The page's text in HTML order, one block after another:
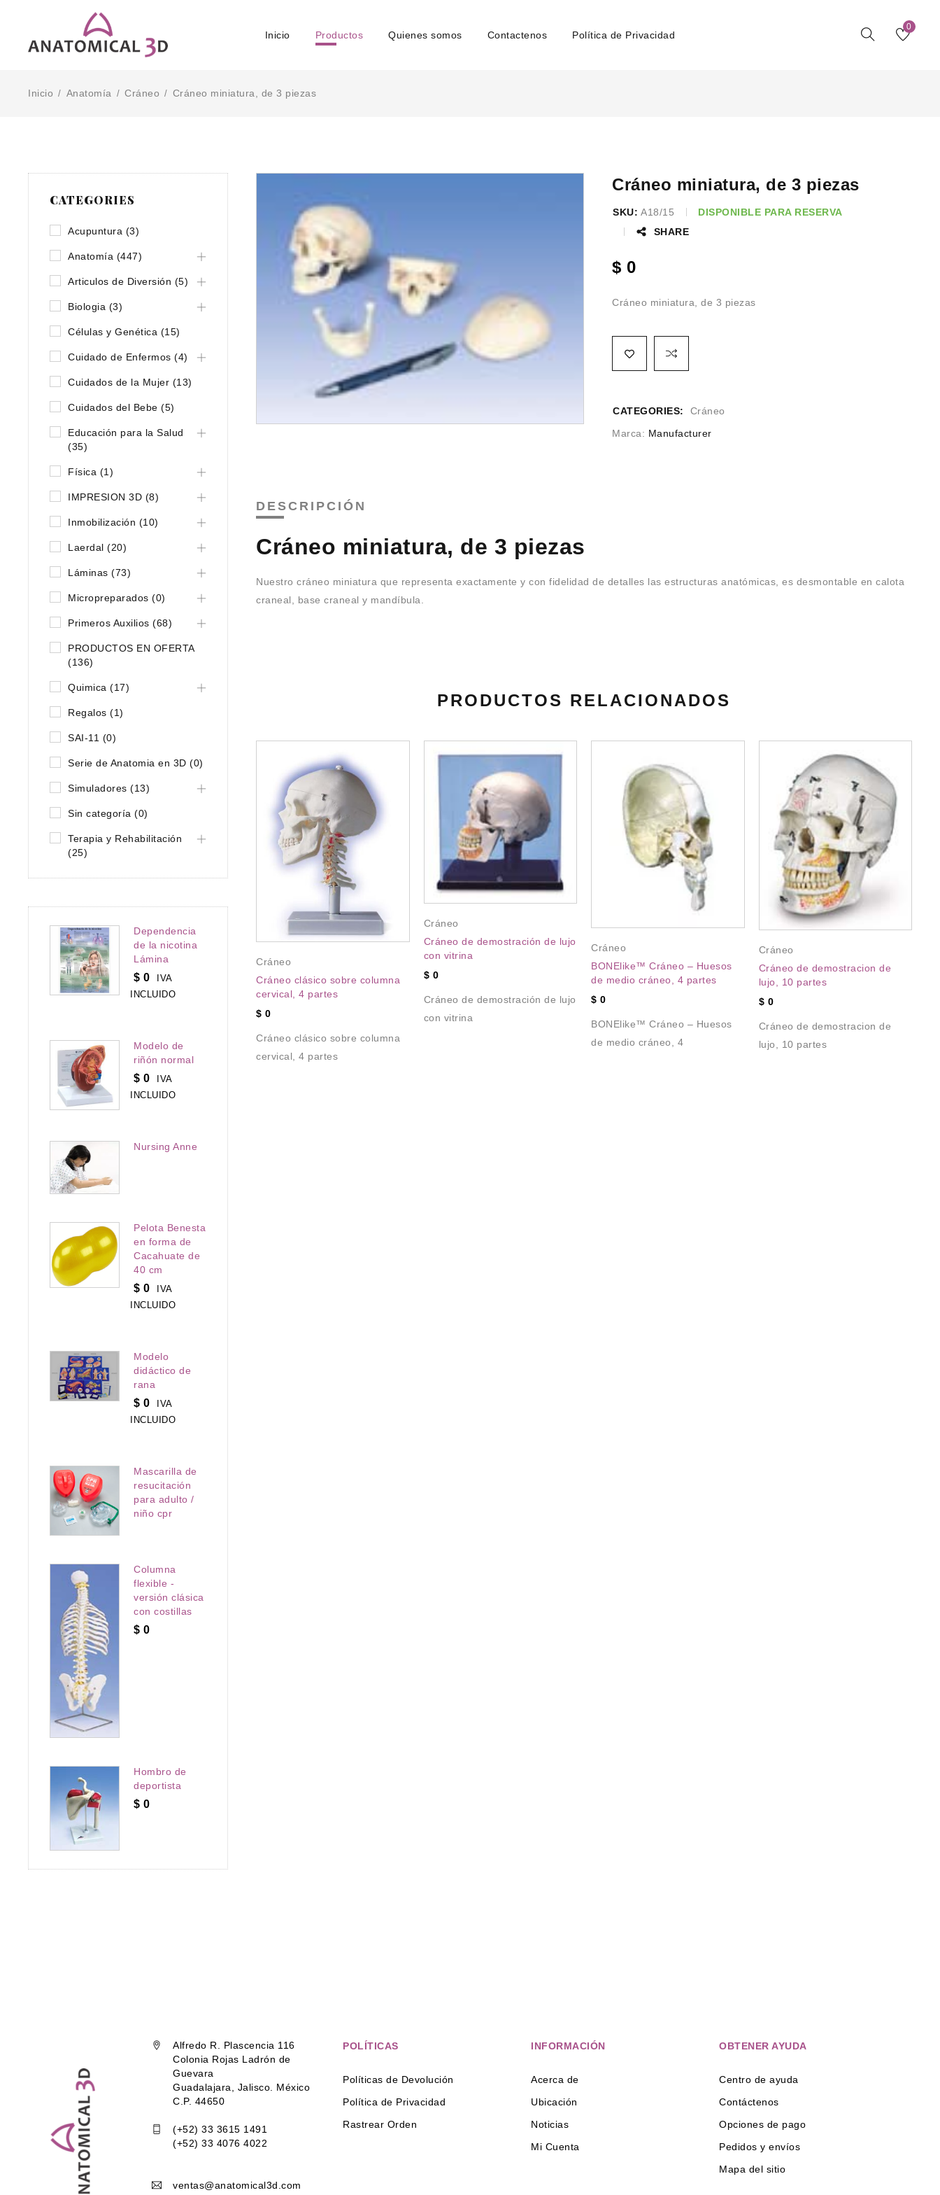
Inicio Productos Quienes somos Contactenos Política de Privacidad
0
Inicio / Anatomía / Cráneo / Cráneo miniatura, de 3 piezas
CATEGORIES
Acupuntura (3)
Anatomía (447)
Articulos de Diversión (5)
Biologia (3)
Células y Genética (15)
Cuidado de Enfermos (4)
Cuidados de la Mujer (13)
Cuidados del Bebe (5)
Educación para la Salud
(35)
Física (1)
IMPRESION 3D (8)
Inmobilización (10)
Laerdal (20)
Láminas (73)
Micropreparados (0)
Primeros Auxilios (68)
PRODUCTOS EN OFERTA
(136)
Quimica (17)
Regalos (1)
SAI-11 (0)
Serie de Anatomia en 3D (0)
Simuladores (13)
Sin categoría (0)
Terapia y Rehabilitación
(25)
Dependencia
de la nicotina
Lámina
$ 0
IVA
INCLUIDO
Modelo de
riñón normal
$ 0
IVA
INCLUIDO
Nursing Anne
Pelota Benesta
en forma de
Cacahuate de
40 cm
$ 0
IVA
INCLUIDO
Modelo
didáctico de
rana
$ 0
IVA
INCLUIDO
Mascarilla de
resucitación
para adulto /
niño cpr
Columna
flexible -
versión clásica
con costillas
$ 0
Hombro de
deportista
$ 0
Cráneo miniatura, de 3 piezas
SKU: A18/15
DISPONIBLE PARA RESERVA
SHARE
$ 0
Cráneo miniatura, de 3 piezas
CATEGORIES:
Cráneo
Marca: Manufacturer
DESCRIPCIÓN
Cráneo miniatura, de 3 piezas
Nuestro cráneo miniatura que representa exactamente y con fidelidad de detalles las estructuras anatómicas, es desmontable en calota
craneal, base craneal y mandíbula.
PRODUCTOS RELACIONADOS
y Cuello,
OFERTA
– Cráneo
partes
– Cráneo
Anatomía,Cráneo,
Cráneo con dientes para hacer
$0
Cráneo con dientes para hacer
extracciones, 4 partes
Cráneo
Cráneo clásico sobre columna
cervical, 4 partes
$ 0
Cráneo clásico sobre columna
cervical, 4 partes
Cráneo
Cráneo de demostración de lujo
con vitrina
$ 0
Cráneo de demostración de lujo
con vitrina
Cráneo
BONElike™ Cráneo – Huesos
de medio cráneo, 4 partes
$ 0
BONElike™ Cráneo – Huesos
de medio cráneo, 4
Cráneo
Cráneo de demostracion de
lujo, 10 partes
$ 0
Cráneo de demostracion de
lujo, 10 partes
Alfredo R. Plascencia 116
Colonia Rojas Ladrón de
Guevara
Guadalajara, Jalisco. México
C.P. 44650
(+52) 33 3615 1491
(+52) 33 4076 4022
ventas@anatomical3d.com
POLÍTICAS
Políticas de Devolución
Política de Privacidad
Rastrear Orden
INFORMACIÓN
Acerca de
Ubicación
Noticias
Mi Cuenta
OBTENER AYUDA
Centro de ayuda
Contáctenos
Opciones de pago
Pedidos y envíos
Mapa del sitio